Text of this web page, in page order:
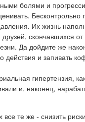
болями и
Их жизнь
друзей,
Да дойдите же
действия и запивать
гипертензия,
и, наконец,
те же - снизить